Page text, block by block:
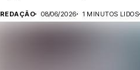
REDAÇÃO 08/06/2026 1 MINUTOS LIDOS